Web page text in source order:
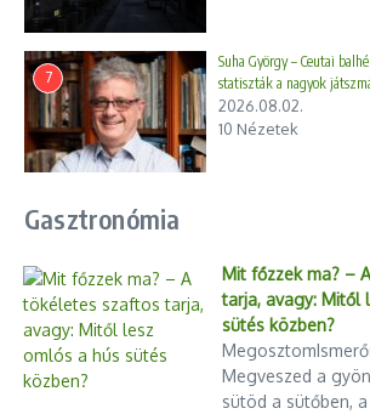
7
Suha György – Ceutai
statiszták a nagyok
2026.08.02.
10 Nézetek
Gasztronómia
Mit főzzek ma? –
tarja, avagy: Mitől
sütés közben?
Megveszed a
sütöd a sütőben,